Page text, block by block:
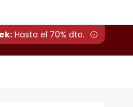
Hasta el 70% dto.